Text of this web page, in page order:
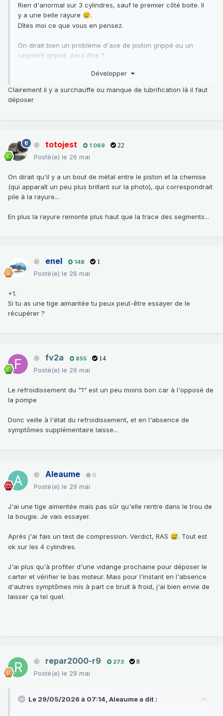
Rien d'anormal sur 3 cylindres, sauf le premier côté boite. Il
y a une belle rayure 😢.
Dîtes moi ce que vous en pensez.
On dirait bien un problème d'axe de piston grippé ou un
segment grippé peut être ?
Pour te répondre fv2a, mon précédent moteur, d'origine qui
Développer
Clairement il y a surchauffe ou manque de lubrification là il faut
déposer
totojest 1 069 22
Posté(e) le 26 mai
On dirait qu'il y a un bout de métal entre le piston et la chemise
(qui apparaît un peu plus brillant sur la photo), qui correspondrait
pile à la rayure...
En plus la rayure remonte plus haut que la trace des segments...
enel 148 1
Posté(e) le 26 mai
+1.
Si tu as une tige aimantée tu peux peut-être essayer de le
récupérer ?
fv2a 855 14
Posté(e) le 26 mai
Le refroidissement du "1" est un peu moins bon car à l'opposé de
la pompe
Donc veille à l'état du refroidissement, et en l'absence de
symptômes supplémentaire laisse...
Aleaume 0
Posté(e) le 29 mai
J'ai une tige aimentée mais pas sûr qu'elle rentre dans le trou de
la bougie. Je vais essayer.
Après j'ai fais un test de compression. Verdict, RAS 😅. Tout est
ok sur les 4 cylindres.
J'ai plus qu'à profiter d'une vidange prochaine pour déposer le
carter et vérifier le bas moteur. Mais pour l'instant en l'absence
d'autres symptômes mis à part ce bruit à froid, j'ai bien envie de
laisser ça tel quel.
repar2000-r9 273 8
Posté(e) le 29 mai
Le 29/05/2026 à 07:14, Aleaumea dit :